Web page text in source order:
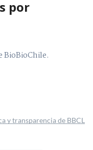
por
BioBioChile.
y transparencia de BBCL